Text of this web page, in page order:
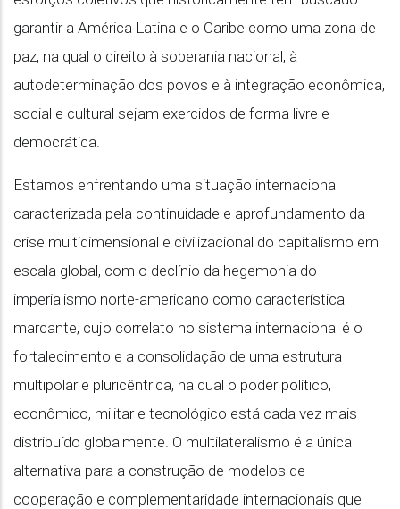
garantir a América Latina e o Caribe como uma zona de
paz, na qual o direito à soberania nacional, à
autodeterminação dos povos e à integração econômica,
social e cultural sejam exercidos de forma livre e
democrática.
Estamos enfrentando uma situação internacional
caracterizada pela continuidade e aprofundamento da
crise multidimensional e civilizacional do capitalismo em
escala global, com o declínio da hegemonia do
imperialismo norte-americano como característica
marcante, cujo correlato no sistema internacional é o
fortalecimento e a consolidação de uma estrutura
multipolar e pluricêntrica, na qual o poder político,
econômico, militar e tecnológico está cada vez mais
distribuído globalmente. O multilateralismo é a única
alternativa para a construção de modelos de
cooperação e complementaridade internacionais que